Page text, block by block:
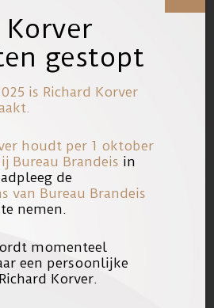
toe te laten voegen.
om tevens in het bezit
van de nog op te
zal de
gereed zijn.
omdat zowel het OM
geuit en hebben
van het
Korver
gestopt
is Richard Korver
houdt per 1 oktober
Bureau Brandeis in
de
van Bureau Brandeis
nemen.
momenteel
een persoonlijke
Korver.